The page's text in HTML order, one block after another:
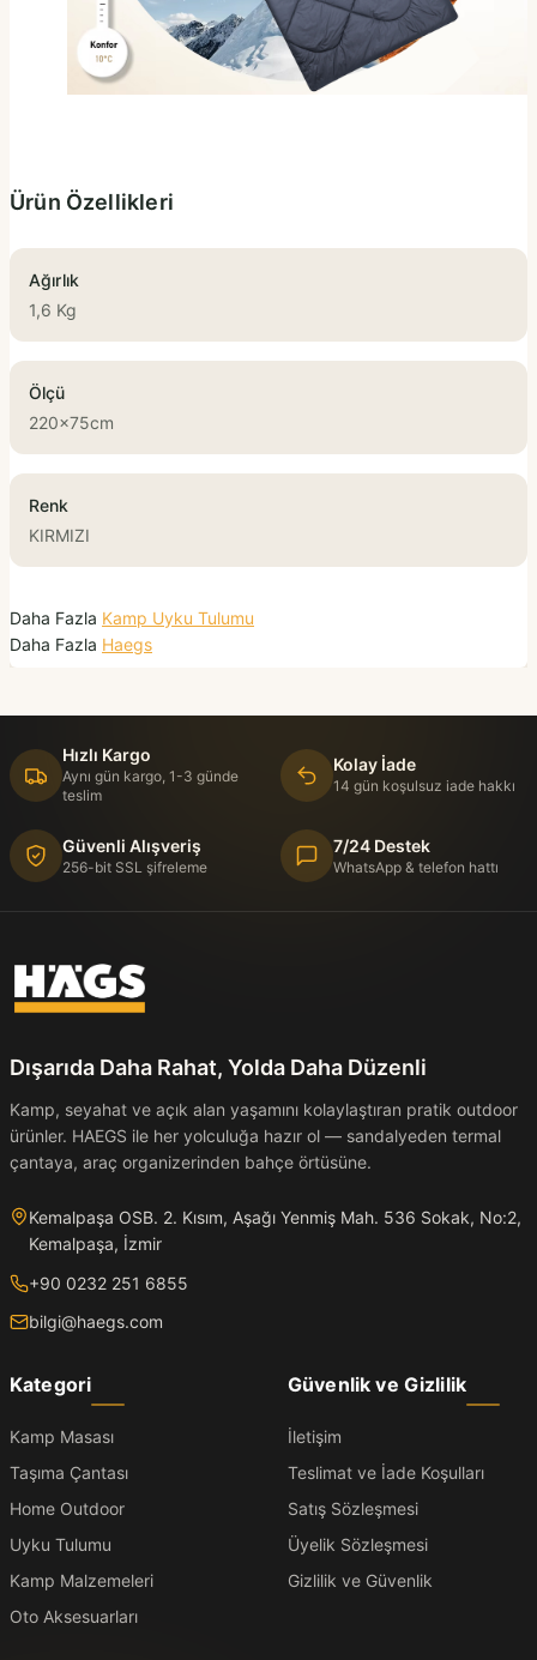
Ürün Özellikleri
Ağırlık
1,6 Kg
Ölçü
220x75cm
Renk
KIRMIZI
Daha Fazla Kamp Uyku Tulumu
Daha Fazla Haegs
Hızlı Kargo
Aynı gün kargo, 1-3 günde
teslim
Kolay İade
14 gün koşulsuz iade hakkı
Güvenli Alışveriş
256-bit SSL şifreleme
7/24 Destek
WhatsApp & telefon hattı
Dışarıda Daha Rahat, Yolda Daha Düzenli
Kamp, seyahat ve açık alan yaşamını kolaylaştıran pratik outdoor
ürünler. HAEGS ile her yolculuğa hazır ol — sandalyeden termal
çantaya, araç organizerinden bahçe örtüsüne.
Kemalpaşa OSB. 2. Kısım, Aşağı Yenmiş Mah. 536 Sokak, No:2,
Kemalpaşa, İzmir
+90 0232 251 6855
bilgi@haegs.com
Kategori
Kamp Masası
Taşıma Çantası
Home Outdoor
Uyku Tulumu
Kamp Malzemeleri
Oto Aksesuarları
Güvenlik ve Gizlilik
İletişim
Teslimat ve İade Koşulları
Satış Sözleşmesi
Üyelik Sözleşmesi
Gizlilik ve Güvenlik